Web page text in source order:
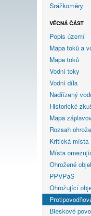
Srážkoměry
VĚCNÁ ČÁST
Popis území
Mapa toků a
Mapa toků
Vodní toky
Vodní díla
Nadřízený
Historické
Mapa
Rozsah
Kritická místa
Místa
Ohrožené
PPVPaS
Ohrožující
Bleskové